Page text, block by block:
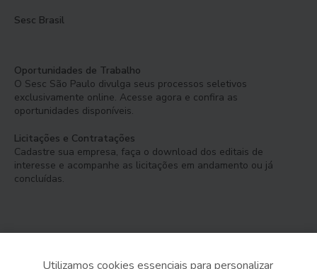
Sesc Brasil
Oportunidades de Trabalho
O Sesc São Paulo divulga seus processos seletivos
exclusivamente online. Acesse agora e confira as
oportunidades disponíveis.
Licitações e Contratações
Cadastre sua empresa, faça o download dos editais de
interesse e acompanhe as licitações em andamento ou já
concluídas.
Utilizamos cookies essenciais para personalizar